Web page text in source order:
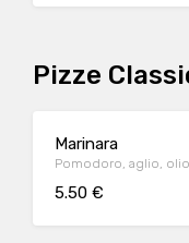
Pizze
Marinara
Pomodoro, aglio,
5.50 €